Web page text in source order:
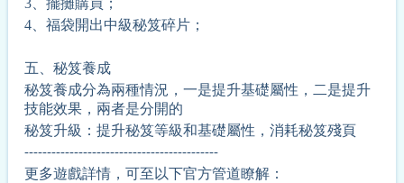
4、 福袋開出中級秘笈碎片；
五、 秘笈養成
秘笈養成分為兩種情況，一是提升基礎屬性，二是提升
技能效果，兩者是分開的
秘笈升級：提升秘笈等級和基礎屬性，消耗秘笈殘頁
-------------------------------------------
更多遊戲詳情，可至以下官方管道瞭解：